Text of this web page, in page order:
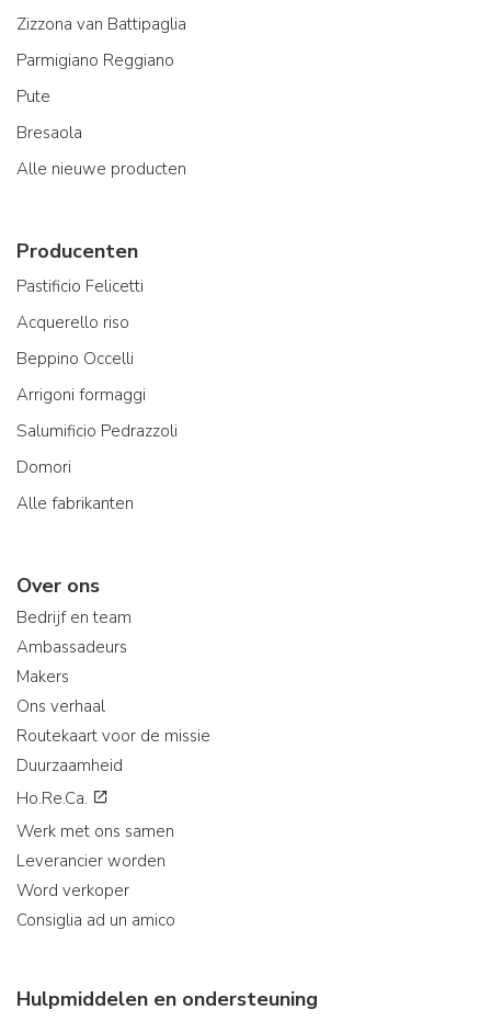
Zizzona van Battipaglia
Parmigiano Reggiano
Pute
Bresaola
Alle nieuwe producten
Producenten
Pastificio Felicetti
Acquerello riso
Beppino Occelli
Arrigoni formaggi
Salumificio Pedrazzoli
Domori
Alle fabrikanten
Over ons
Bedrijf en team
Ambassadeurs
Makers
Ons verhaal
Routekaart voor de missie
Duurzaamheid
Ho.Re.Ca.
Werk met ons samen
Leverancier worden
Word verkoper
Consiglia ad un amico
Hulpmiddelen en ondersteuning